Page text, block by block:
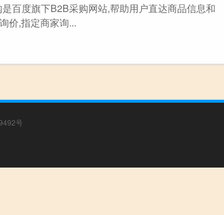
百度旗下B2B采购网站,帮助用户直达商品信息和
价,指定商家询...
号